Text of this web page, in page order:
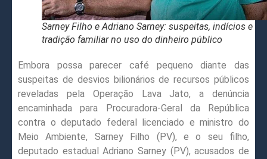
Sarney Filho e Adriano Sarney: suspeitas, indícios e
tradição familiar no uso do dinheiro público
Embora possa parecer café pequeno diante das
suspeitas de desvios bilionários de recursos públicos
reveladas pela Operação Lava Jato, a denúncia
encaminhada para Procuradora-Geral da República
contra o deputado federal licenciado e ministro do
Meio Ambiente, Sarney Filho (PV), e o seu filho,
deputado estadual Adriano Sarney (PV), acusados de